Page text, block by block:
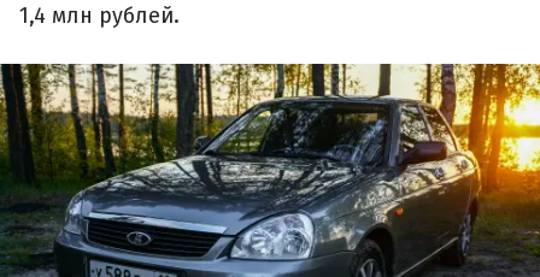
1,4 млн рублей.